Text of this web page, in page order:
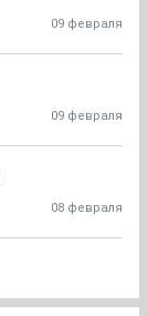
09 февраля
09 февраля
08 февраля